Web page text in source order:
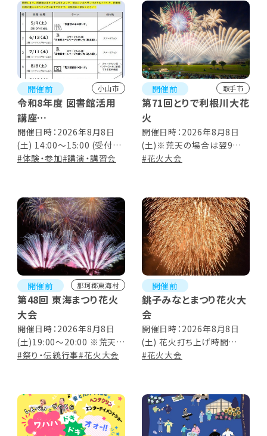
開催前 小山市
令和8年度 図書館活用
講座
第4回 「電子図書館の使
い方」
開催日時：2026年8月8日
(土) 14:00～15:00 (受付
13:50～)
#体験・参加#講演・講習会
開催前 取手市
第71回とりで利根川大花
火
開催日時：2026年8月8日
(土)※荒天の場合は翌9日
(日)に延期 花火19:00～
20:05～20:20
#花火大会
開催前 那珂郡東海村
第48回 東海まつり花火
大会
開催日時：2026年8月8日
(土)19:00～20:00 ※荒天
時、翌日8月9日(日)に順延
#祭り・伝統行事#花火大会
開催前
銚子みなとまつり花火大
会
開催日時：2026年8月8日
(土) 花火打ち上げ時間
19:30～20:20 ※荒天時、8
#花火大会